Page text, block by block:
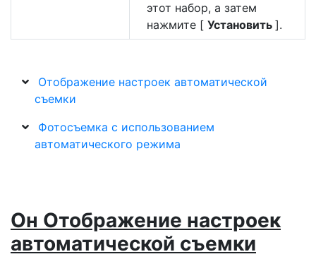
этот набор, а затем
нажмите [ Установить ].
Отображение настроек автоматической
съемки
Фотосъемка с использованием
автоматического режима
Он Отображение настроек
автоматической съемки